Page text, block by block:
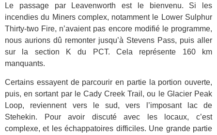
Le passage par Leavenworth est le bienvenu. Si les
incendies du Miners complex, notamment le Lower Sulphur
Thirty-two Fire, n’avaient pas encore modifié le programme,
nous aurions dû remonter jusqu’à Stevens Pass, puis aller
sur la section K du PCT. Cela représente 160 km
manquants.
Certains essayent de parcourir en partie la portion ouverte,
puis, en sortant par le Cady Creek Trail, ou le Glacier Peak
Loop, reviennent vers le sud, vers l’imposant lac de
Stehekin. Pour avoir discuté avec les locaux, c’est
complexe, et les échappatoires difficiles. Une grande partie